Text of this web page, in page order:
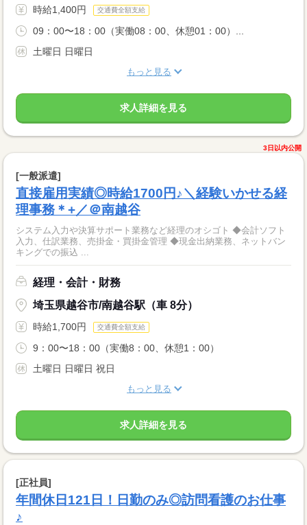
時給1,400円 交通費全額支給
09：00〜18：00（実働08：00、休憩01：00）...
土曜日 日曜日
もっと見る
求人詳細を見る
3日以内公開
[一般派遣]
直接雇用実績◎時給1700円♪＼経験いかせる経
理事務＊+／＠南越谷
システム入力や決算サポート業務など経理のオシゴト ◆会計ソフト
入力、仕訳業務、売掛金・買掛金管理 ◆現金出納業務、ネットバン
キングでの振込 ...
経理・会計・財務
埼玉県越谷市/南越谷駅（車 8分）
時給1,700円 交通費全額支給
9：00〜18：00（実働8：00、休憩1：00）
土曜日 日曜日 祝日
もっと見る
求人詳細を見る
[正社員]
年間休日121日！日勤のみ◎訪問看護のお仕事
♪